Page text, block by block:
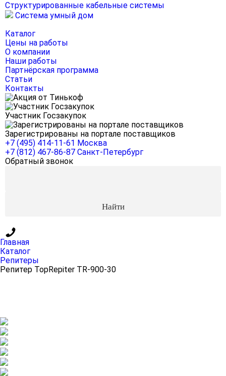
Структурированные кабельные системы
Система умный дом
Каталог
Цены на работы
О компании
Наши работы
Партнёрская программа
Статьи
Контакты
Участник Госзакупок
Зарегистрированы на портале поставщиков
+7 (495) 414-11-61 Москва
+7 (812) 467-86-87 Санкт-Петербург
Обратный звонок
Главная
Каталог
Репитеры
Репитер TopRepiter TR-900-30